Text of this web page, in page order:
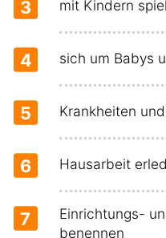
3 mit Kindern
4 sich um Babys
5 Krankheiten
6 Hausarbeit
7
Einrichtungs-
benennen